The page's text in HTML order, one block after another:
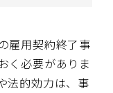
雇用契約終了事
く必要がありま
法的効力は、事